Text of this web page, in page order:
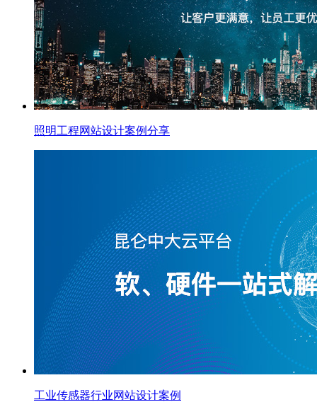
照明工程网站设计案例分享
工业传感器行业网站设计案例